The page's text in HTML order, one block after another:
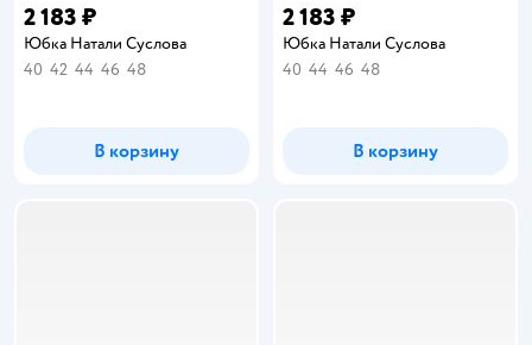
2 183 ₽
Юбка Натали Суслова
40 42 44 46 48
В корзину
2 183 ₽
Юбка Натали Суслова
40 44 46 48
В корзину